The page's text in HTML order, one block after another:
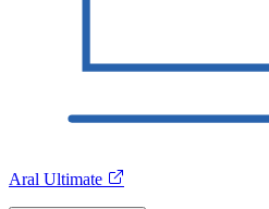
Aral Ultimate